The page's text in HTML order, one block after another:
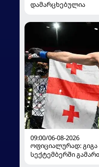
დამარცხებულია
09:00/06-08-2026
ოფიციალურად: გიგა
სექტემბერში